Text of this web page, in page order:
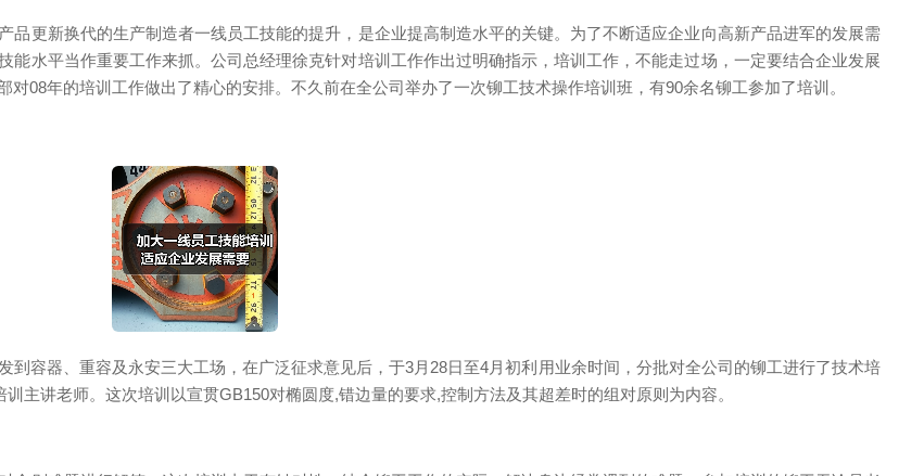
更新换代的生产制造者一线员工技能的提升，是企业提高制造水平的关键。为了不断适应企业向高新产品进军的发展需
水平当作重要工作来抓。公司总经理徐克针对培训工作作出过明确指示，培训工作，不能走过场，一定要结合企业发展
08年的培训工作做出了精心的安排。不久前在全公司举办了一次铆工技术操作培训班，有90余名铆工参加了培训。
器、重容及永安三大工场，在广泛征求意见后，于3月28日至4月初利用业余时间，分批对全公司的铆工进行了技术培
主讲老师。这次培训以宣贯GB150对椭圆度,错边量的要求,控制方法及其超差时的组对原则为内容。